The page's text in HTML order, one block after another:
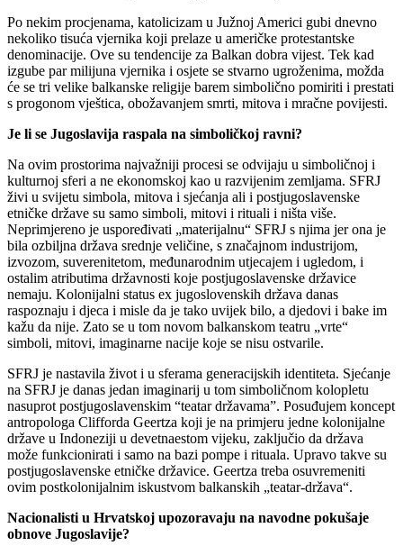
Po nekim procjenama, katolicizam u Južnoj Americi gubi dnevno
nekoliko tisuća vjernika koji prelaze u američke protestantske
denominacije. Ove su tendencije za Balkan dobra vijest. Tek kad
izgube par milijuna vjernika i osjete se stvarno ugroženima, možda
će se tri velike balkanske religije barem simbolično pomiriti i prestati
s progonom vještica, obožavanjem smrti, mitova i mračne povijesti.
Je li se Jugoslavija raspala na simboličkoj ravni?
Na ovim prostorima najvažniji procesi se odvijaju u simboličnoj i
kulturnoj sferi a ne ekonomskoj kao u razvijenim zemljama. SFRJ
živi u svijetu simbola, mitova i sjećanja ali i postjugoslavenske
etničke države su samo simboli, mitovi i rituali i ništa više.
Neprimjereno je uspoređivati „materijalnu“ SFRJ s njima jer ona je
bila ozbiljna država srednje veličine, s značajnom industrijom,
izvozom, suverenitetom, međunarodnim utjecajem i ugledom, i
ostalim atributima državnosti koje postjugoslavenske državice
nemaju. Kolonijalni status ex jugoslovenskih država danas
raspoznaju i djeca i misle da je tako uvijek bilo, a djedovi i bake im
kažu da nije. Zato se u tom novom balkanskom teatru „vrte“
simboli, mitovi, imaginarne nacije koje se nisu ostvarile.
SFRJ je nastavila život i u sferama generacijskih identiteta. Sjećanje
na SFRJ je danas jedan imaginarij u tom simboličnom kolopletu
nasuprot postjugoslavenskim “teatar državama”. Posuđujem koncept
antropologa Clifforda Geertza koji je na primjeru jedne kolonijalne
države u Indoneziji u devetnaestom vijeku, zaključio da država
može funkcionirati i samo na bazi pompe i rituala. Upravo takve su
postjugoslavenske etničke državice. Geertza treba osuvremeniti
ovim postkolonijalnim iskustvom balkanskih „teatar-država“.
Nacionalisti u Hrvatskoj upozoravaju na navodne pokušaje
obnove Jugoslavije?